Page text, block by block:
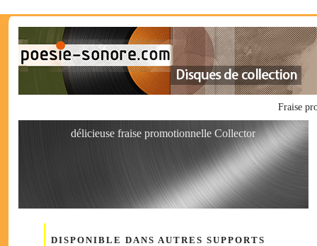
Fraise
délicieuse fraise promotionnelle Collector
DISPONIBLE DANS AUTRES SUPPORTS